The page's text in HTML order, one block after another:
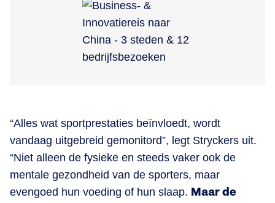
“Alles wat sportprestaties beïnvloedt, wordt
vandaag uitgebreid gemonitord”, legt Stryckers uit.
“Niet alleen de fysieke en steeds vaker ook de
mentale gezondheid van de sporters, maar
evengoed hun voeding of hun slaap. Maar de